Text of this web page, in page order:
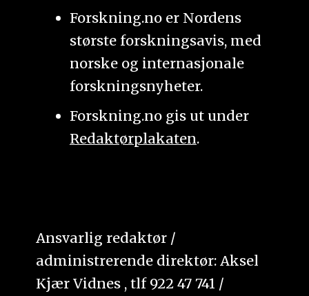
Forskning.no er Nordens
største forskningsavis, med
norske og internasjonale
forskningsnyheter.
Forskning.no gis ut under
Redaktørplakaten.
Ansvarlig redaktør /
administrerende direktør: Aksel
Kjær Vidnes , tlf 922 47 741 /